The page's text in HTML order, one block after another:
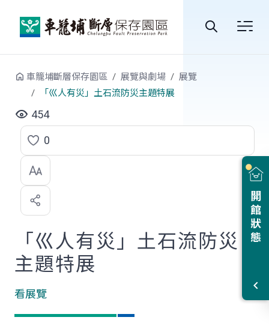
開館狀態
車籠埔斷層保存園區 展覽與劇場
展覽
「巛人有災」土石流防災主題特展
454
點
選
喜
歡
0
「巛人有災」土石流防災
主題特展
看展覽